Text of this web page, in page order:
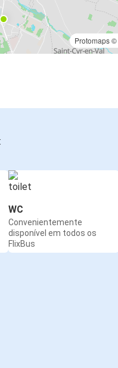
Protomaps©
WC
Convenientemente
disponível em todos os
FlixBus